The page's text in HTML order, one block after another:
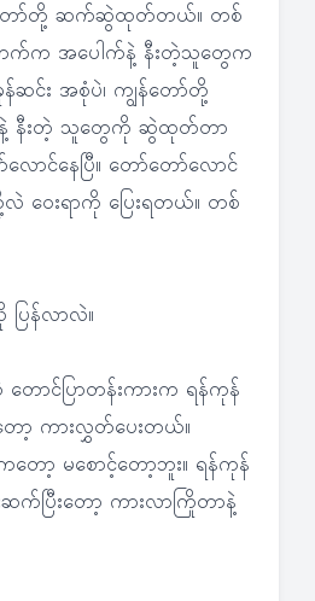
တော်တို့ ဆက်ဆွဲထုတ်တယ်။ တစ်
က်က အပေါက်နဲ့ နီးတဲ့သူတွေက
င်း အစုံပဲ၊ ကျွန်တော်တို့
နီးတဲ့ သူတွေကို ဆွဲထုတ်တာ
ောင်နေပြီ။ တော်တော်လောင်
ဝေးရာကို ပြေးရတယ်။ တစ်
ြန်လာလဲ။
ောင်ပြာတန်းကားက ရန်ကုန်
ာ့ ကားလွှတ်ပေးတယ်။
ော့ မစောင့်တော့ဘူး။ ရန်ကုန်
က်ပြီးတော့ ကားလာကြိုတာနဲ့